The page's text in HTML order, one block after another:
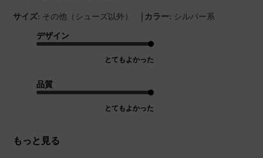
サイズ: その他（シューズ以外） | カラー: シルバー系
デザイン
とてもよかった
品質
とてもよかった
もっと見る